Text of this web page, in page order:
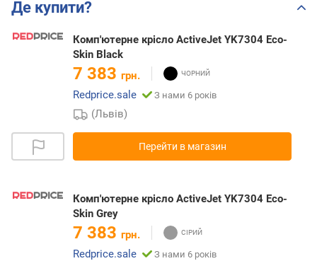
Де купити?
Комп'ютерне крісло ActiveJet YK7304 Eco-
Skin Black
7 383 грн.
Redprice.sale
З нами 6 років
(Львів)
Перейти в магазин
Комп'ютерне крісло ActiveJet YK7304 Eco-
Skin Grey
7 383 грн.
Redprice.sale
З нами 6 років